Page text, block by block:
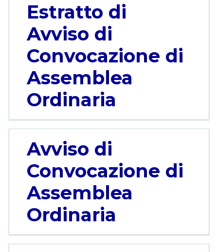
Estratto di
Avviso di
Convocazione di
Assemblea
Ordinaria
Avviso di
Convocazione di
Assemblea
Ordinaria